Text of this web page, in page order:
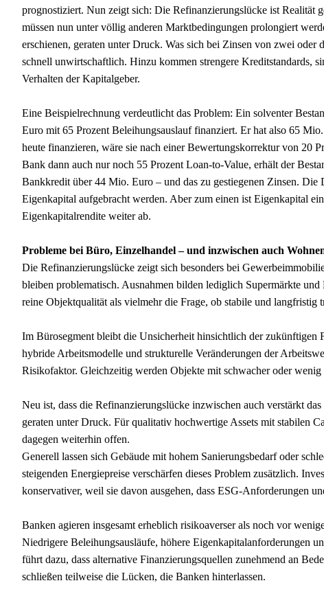
prognostiziert. Nun zeigt sich: Die Refinanzierungslücke ist Realität
müssen nun unter völlig anderen Marktbedingungen prolongiert
erschienen, geraten unter Druck. Was sich bei Zinsen von zwei
schnell unwirtschaftlich. Hinzu kommen strengere Kreditstandards,
Verhalten der Kapitalgeber.
Eine Beispielrechnung verdeutlicht das Problem: Ein solventer
Euro mit 65 Prozent Beleihungsauslauf finanziert. Er hat also 65
heute finanzieren, wäre sie nach einer Bewertungskorrektur von 20
Bank dann auch nur noch 55 Prozent Loan-to-Value, erhält der
Bankkredit über 44 Mio. Euro – und das zu gestiegenen Zinsen.
Eigenkapital aufgebracht werden. Aber zum einen ist Eigenkapital
Eigenkapitalrendite weiter ab.
Probleme bei Büro, Einzelhandel – und inzwischen auch
Die Refinanzierungslücke zeigt sich besonders bei
bleiben problematisch. Ausnahmen bilden lediglich Supermärkte
reine Objektqualität als vielmehr die Frage, ob stabile und langfristig
Im Bürosegment bleibt die Unsicherheit hinsichtlich der
hybride Arbeitsmodelle und strukturelle Veränderungen der
Risikofaktor. Gleichzeitig werden Objekte mit schwacher oder
Neu ist, dass die Refinanzierungslücke inzwischen auch verstärkt
geraten unter Druck. Für qualitativ hochwertige Assets mit stabilen
dagegen weiterhin offen.
Generell lassen sich Gebäude mit hohem Sanierungsbedarf oder
steigenden Energiepreise verschärfen dieses Problem zusätzlich.
konservativer, weil sie davon ausgehen, dass ESG-Anforderungen
Banken agieren insgesamt erheblich risikoaverser als noch vor
Niedrigere Beleihungsausläufe, höhere Eigenkapitalanforderungen
führt dazu, dass alternative Finanzierungsquellen zunehmend an
schließen teilweise die Lücken, die Banken hinterlassen.